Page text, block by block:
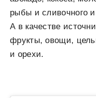
рыбы и сливочного
А в качестве
фрукты, овощи,
и орехи.